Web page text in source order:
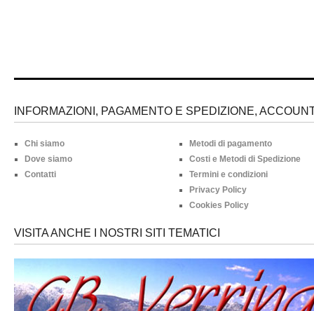
INFORMAZIONI, PAGAMENTO E SPEDIZIONE,
Chi siamo
Dove siamo
Contatti
Metodi di pagamento
Costi e Metodi di Spedizione
Termini e condizioni
Privacy Policy
Cookies Policy
VISITA ANCHE I NOSTRI SITI TEMATICI